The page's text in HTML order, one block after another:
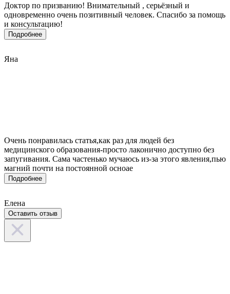
Доктор по призванию! Внимательный , серьёзный и
одновременно очень позитивный человек. Спасибо за помощь
и консультацию!
Подробнее
Яна
Очень понравилась статья,как раз для людей без
медицинского образования-просто лаконично доступно без
запугивания. Сама частенько мучаюсь из-за этого явления,пью
магний почти на постоянной осноае
Подробнее
Елена
Оставить отзыв